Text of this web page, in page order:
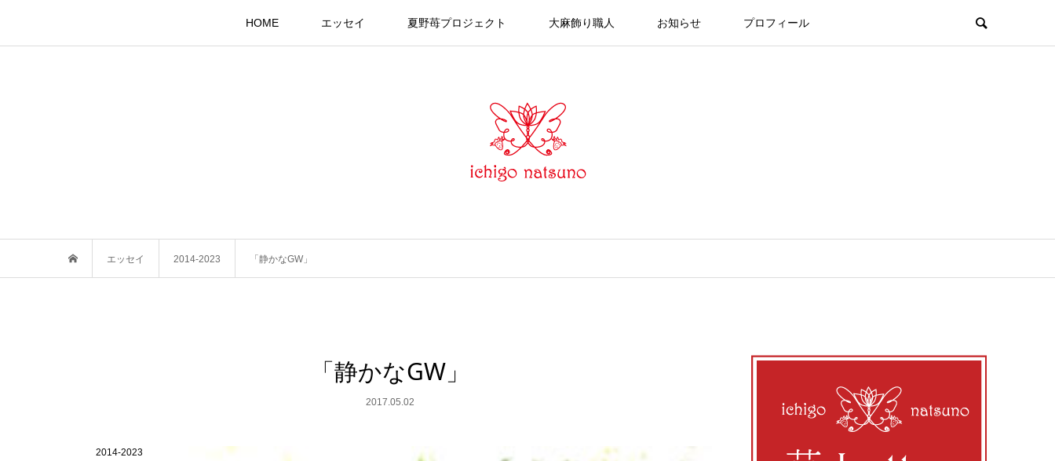
HOME エッセイ 夏野苺プロジェクト 大麻飾り職人 お知らせ プロフィール
エッセイ 2014-2023 「静かなGW」
「静かなGW」
2017.05.02
2014-2023